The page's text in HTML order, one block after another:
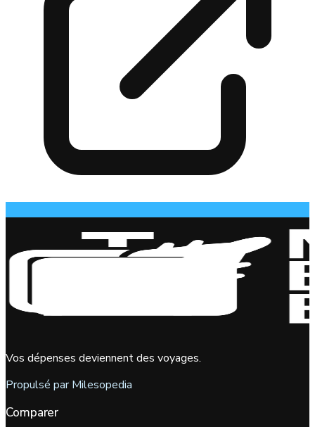
Vos dépenses deviennent des voyages.
Propulsé par Milesopedia
Comparer